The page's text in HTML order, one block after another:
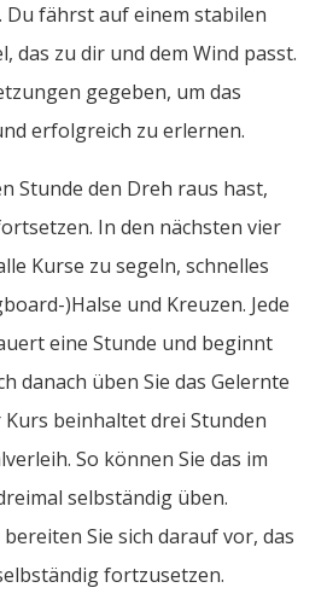
Du fährst auf einem stabilen
das zu dir und dem Wind passt.
gegeben, um das
erfolgreich zu erlernen.
Stunde den Dreh raus hast,
In den nächsten vier
Kurse zu segeln, schnelles
)Halse und Kreuzen. Jede
eine Stunde und beginnt
danach üben Sie das Gelernte
Kurs beinhaltet drei Stunden
So können Sie das im
selbständig üben.
Sie sich darauf vor, das
fortzusetzen.